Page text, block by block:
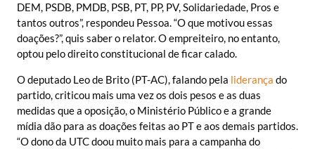
DEM, PSDB, PMDB, PSB, PT, PP, PV, Solidariedade, Pros e
tantos outros”, respondeu Pessoa. “O que motivou essas
doações?”, quis saber o relator. O empreiteiro, no entanto,
optou pelo direito constitucional de ficar calado.
O deputado Leo de Brito (PT-AC), falando pela liderança do
partido, criticou mais uma vez os dois pesos e as duas
medidas que a oposição, o Ministério Público e a grande
mídia dão para as doações feitas ao PT e aos demais partidos.
“O dono da UTC doou muito mais para a campanha do